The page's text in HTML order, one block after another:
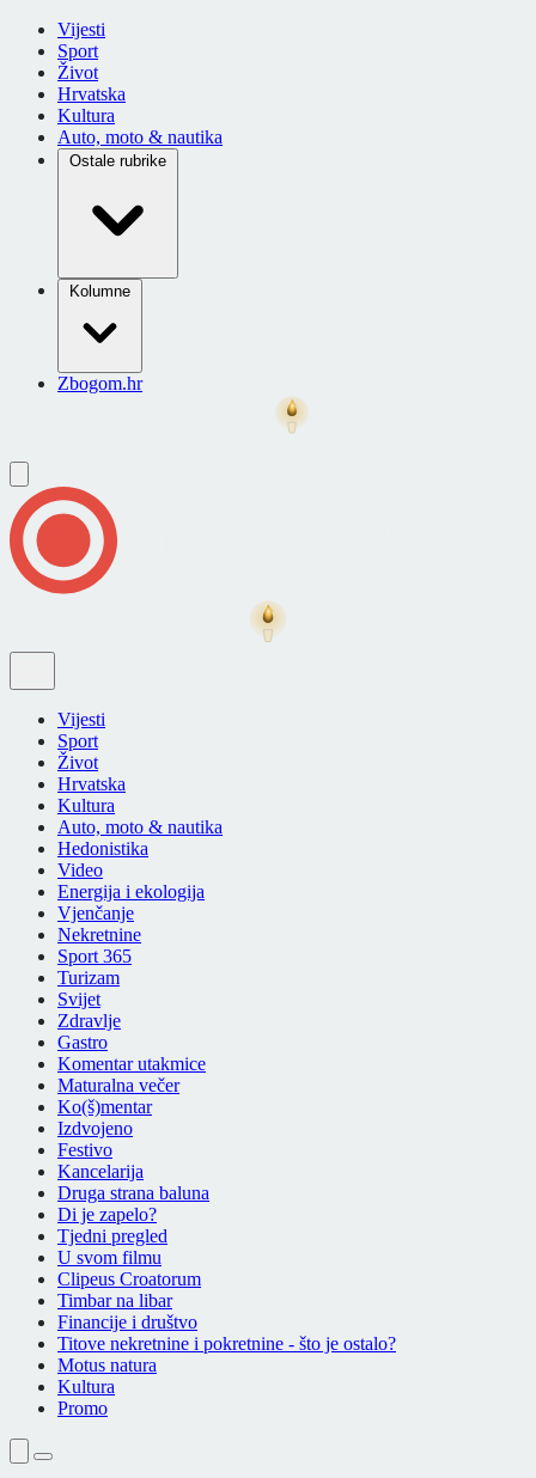
Vijesti
Sport
Život
Hrvatska
Kultura
Auto, moto & nautika
Ostale rubrike
Kolumne
Zbogom.hr
Vijesti
Sport
Život
Hrvatska
Kultura
Auto, moto & nautika
Hedonistika
Video
Energija i ekologija
Vjenčanje
Nekretnine
Sport 365
Turizam
Svijet
Zdravlje
Gastro
Komentar utakmice
Maturalna večer
Ko(š)mentar
Izdvojeno
Festivo
Kancelarija
Druga strana baluna
Di je zapelo?
Tjedni pregled
U svom filmu
Clipeus Croatorum
Timbar na libar
Financije i društvo
Titove nekretnine i pokretnine - što je ostalo?
Motus natura
Kultura
Promo